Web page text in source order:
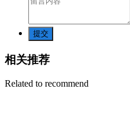
提交
相关推荐
Related to recommend